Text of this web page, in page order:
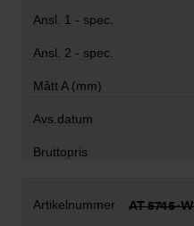
AT 5745-